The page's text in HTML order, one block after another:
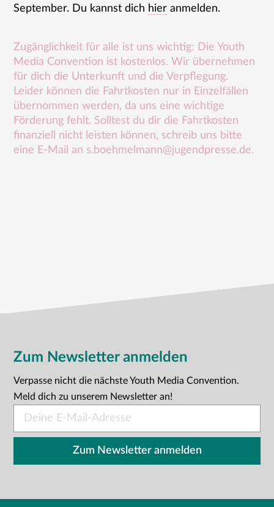
September. Du kannst dich hier anmelden.
Zugänglichkeit für alle ist uns wichtig: Die Youth
Media Convention ist kostenlos. Wir übernehmen
für dich die Unterkunft und die Verpflegung.
Leider können die Fahrtkosten nur in Einzelfällen
übernommen werden, da uns eine wichtige
Förderung fehlt. Solltest du dir die Fahrtkosten
finanziell nicht leisten können, schreib uns bitte
eine E-Mail an s.boehmelmann@jugendpresse.de.
Zum Newsletter anmelden
Verpasse nicht die nächste Youth Media Convention.
Meld dich zu unserem Newsletter an!
Mail *
Zum Newsletter anmelden